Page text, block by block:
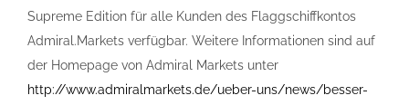
Supreme Edition für alle Kunden des Flaggschiffkontos
Admiral.Markets verfügbar. Weitere Informationen sind auf
der Homepage von Admiral Markets unter
http://www.admiralmarkets.de/ueber-uns/news/besser-